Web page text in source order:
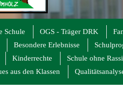
Schule OGS - Träger DRK
Besondere Erlebnisse
Kinderrechte
Schule ohne
aus den Klassen